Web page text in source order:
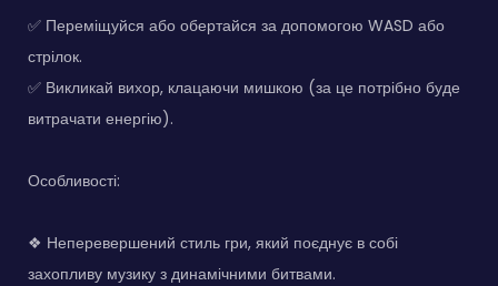
✅ Переміщуйся або обертайся за допомогою WASD або
стрілок.
✅ Викликай вихор, клацаючи мишкою (за це потрібно буде
витрачати енергію).
Особливості:
❖ Неперевершений стиль гри, який поєднує в собі
захопливу музику з динамічними битвами.